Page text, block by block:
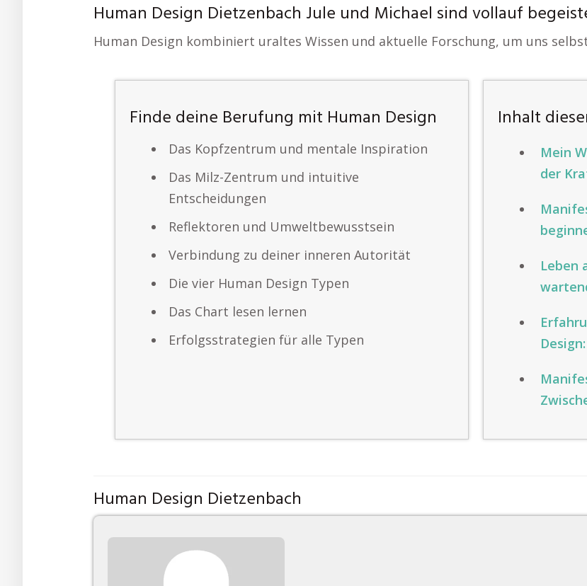
Human Design Dietzenbach Jule und Michael sind vollauf
Human Design kombiniert uraltes Wissen und aktuelle Forschung, um uns
Finde deine Berufung mit Human Design
Das Kopfzentrum und mentale Inspiration
Das Milz-Zentrum und intuitive
Entscheidungen
Reflektoren und Umweltbewusstsein
Verbindung zu deiner inneren Autorität
Die vier Human Design Typen
Das Chart lesen lernen
Erfolgsstrategien für alle Typen
Inhalt
Mein
der
Leben
Human Design Dietzenbach